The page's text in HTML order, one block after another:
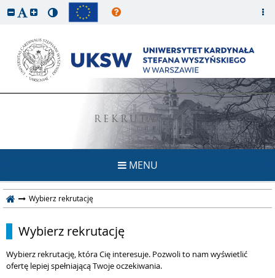
REKRUTACJA
MENU
Wybierz rekrutację
Wybierz rekrutację
Wybierz rekrutację, która Cię interesuje. Pozwoli to nam wyświetlić
ofertę lepiej spełniającą Twoje oczekiwania.